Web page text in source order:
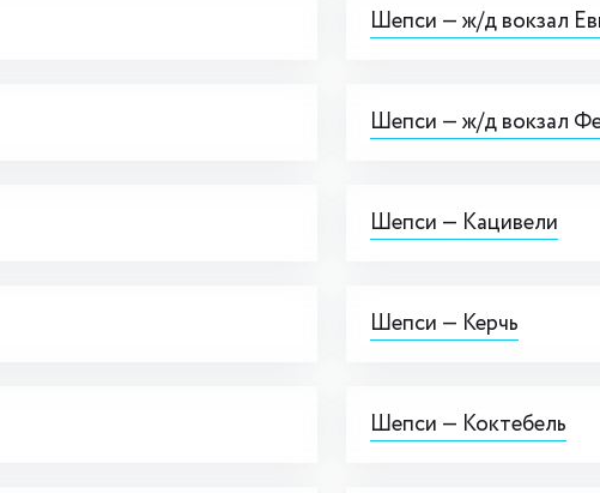
Шепси — ж/д вокзал
Шепси — ж/д вокзал
Шепси — Кацивели
Шепси — Керчь
Шепси — Коктебель